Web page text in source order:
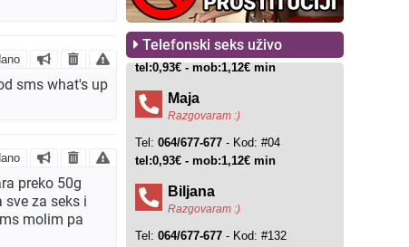
sms what's up
preko 50g
za seks i
molim pa
Telefonski seks uživo